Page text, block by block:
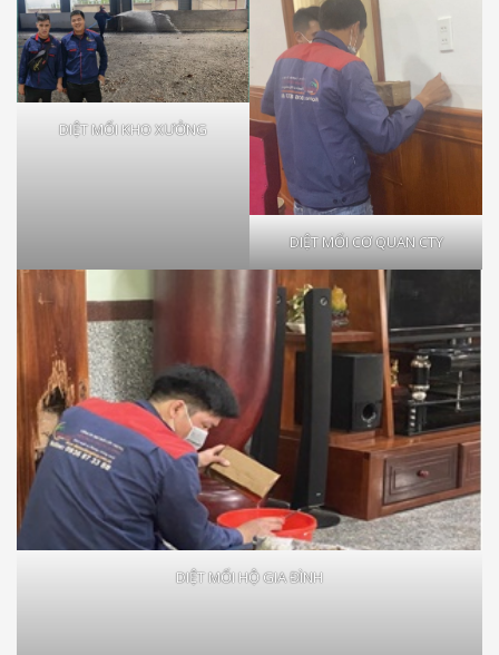
DIỆT MỐI KHO XƯỞNG
DIỆT MỐI CƠ QUAN CTY
DIỆT MỐI HỘ GIA ĐÌNH